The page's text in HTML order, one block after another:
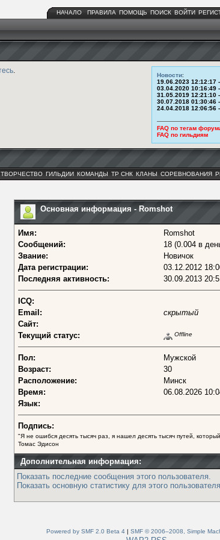
НАЧАЛО ПРАВИЛА ПОМОЩЬ ПОИСК ВОЙТИ
Новости:
19.06.2023 12:12:17 -
03.04.2020 10:16:49 -
31.05.2019 12:21:10 -
30.07.2018 01:30:46 -
24.04.2018 12:06:56 -
FAQ по тегам
FAQ по гильдиям
ТВОРЧЕСТВО ГИЛЬДИИ КОМАНДЫ ТР СНК КЛАНЫ СОРЕВНОВАНИЯ
Основная информация - Romshot
Имя:
Romshot
Сообщений:
18 (0.004 в
Звание:
Новичок
Дата регистрации:
03.12.2012
Последняя активность:
30.09.2013
ICQ:
Email:
скрытый
Сайт:
Текущий статус:
Offline
Пол:
Мужской
Возраст:
30
Расположение:
Минск
Время:
06.08.2026
Язык:
Подпись:
"Я не ошибся десять тысяч раз, я нашел десять тысяч путей,
Томас Эдисон
Дополнительная информация:
Показать последние сообщения этого пользователя.
Показать основную статистику для этого
Powered by SMF 2.0 Beta 4 | SMF © 2006–2008, Simple